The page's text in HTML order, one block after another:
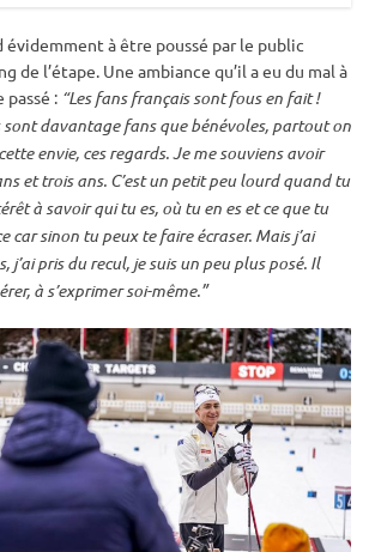
à être poussé par le public
de l’étape. Une ambiance qu’il a eu du mal à
passé : “Les fans français sont fous en fait !
sont davantage fans que bénévoles, partout on
envie, ces regards. Je me souviens avoir
et trois ans. C’est un petit peu lourd quand tu
à savoir qui tu es, où tu en es et ce que tu
car sinon tu peux te faire écraser. Mais j’ai
j’ai pris du recul, je suis un peu plus posé. Il
à s’exprimer soi-même.”